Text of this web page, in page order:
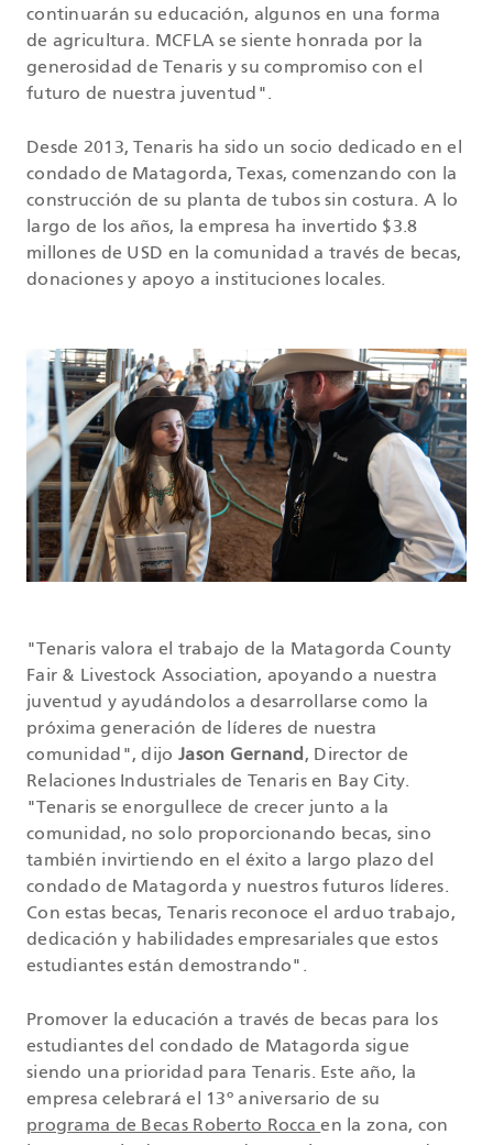
continuarán su educación, algunos en una forma
de agricultura. MCFLA se siente honrada por la
generosidad de Tenaris y su compromiso con el
futuro de nuestra juventud".
Desde 2013, Tenaris ha sido un socio dedicado en el
condado de Matagorda, Texas, comenzando con la
construcción de su planta de tubos sin costura. A lo
largo de los años, la empresa ha invertido $3.8
millones de USD en la comunidad a través de becas,
donaciones y apoyo a instituciones locales.
"Tenaris valora el trabajo de la Matagorda County
Fair & Livestock Association, apoyando a nuestra
juventud y ayudándolos a desarrollarse como la
próxima generación de líderes de nuestra
comunidad", dijo Jason Gernand, Director de
Relaciones Industriales de Tenaris en Bay City.
"Tenaris se enorgullece de crecer junto a la
comunidad, no solo proporcionando becas, sino
también invirtiendo en el éxito a largo plazo del
condado de Matagorda y nuestros futuros líderes.
Con estas becas, Tenaris reconoce el arduo trabajo,
dedicación y habilidades empresariales que estos
estudiantes están demostrando".
Promover la educación a través de becas para los
estudiantes del condado de Matagorda sigue
siendo una prioridad para Tenaris. Este año, la
empresa celebrará el 13º aniversario de su
programa de Becas Roberto Roccaen la zona, con